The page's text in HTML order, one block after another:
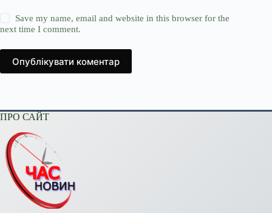
Save my name, email and website in this browser for the
next time I comment.
Опублікувати коментар
ПРО САЙТ